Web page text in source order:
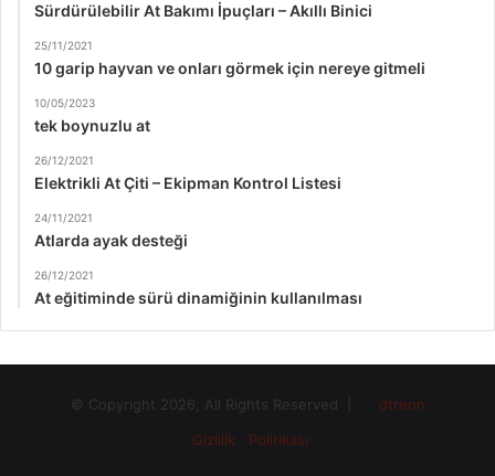
Sürdürülebilir At Bakımı İpuçları – Akıllı Binici
25/11/2021
10 garip hayvan ve onları görmek için nereye gitmeli
10/05/2023
tek boynuzlu at
26/12/2021
Elektrikli At Çiti – Ekipman Kontrol Listesi
24/11/2021
Atlarda ayak desteği
26/12/2021
At eğitiminde sürü dinamiğinin kullanılması
© Copyright 2026, All Rights Reserved |
dtrenn
Gizlilik Politikası